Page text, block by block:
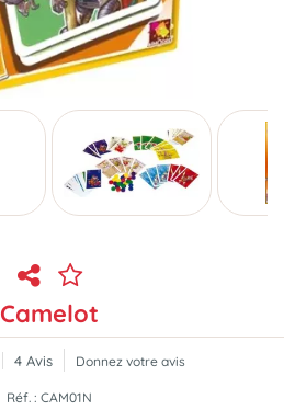
Camelot
4 Avis Donnez votre avis
Réf. : CAM01N